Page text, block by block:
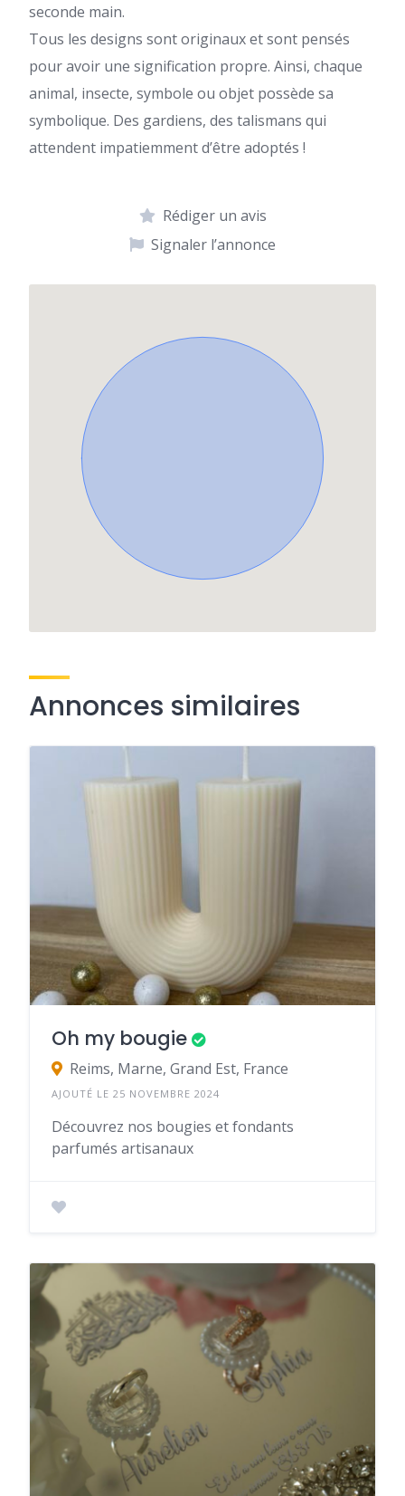
seconde main.
Tous les designs sont originaux et sont pensés
pour avoir une signification propre. Ainsi, chaque
animal, insecte, symbole ou objet possède sa
symbolique. Des gardiens, des talismans qui
attendent impatiemment d’être adoptés !
Rédiger un avis
Signaler l’annonce
Annonces similaires
Oh my bougie
Reims, Marne, Grand Est, France
AJOUTÉ LE 25 NOVEMBRE 2024
Découvrez nos bougies et fondants
parfumés artisanaux